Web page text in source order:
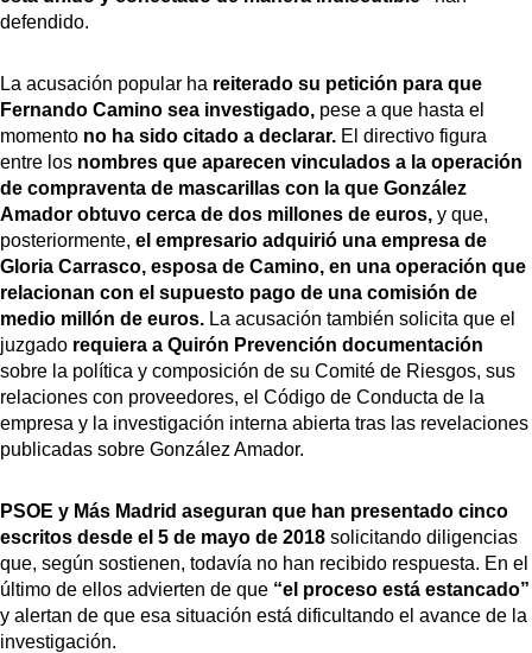
defendido.
La acusación popular ha reiterado su petición para que
Fernando Camino sea investigado, pese a que hasta el
momento no ha sido citado a declarar. El directivo figura
entre los nombres que aparecen vinculados a la operación
de compraventa de mascarillas con la que González
Amador obtuvo cerca de dos millones de euros, y que,
posteriormente, el empresario adquirió una empresa de
Gloria Carrasco, esposa de Camino, en una operación que
relacionan con el supuesto pago de una comisión de
medio millón de euros. La acusación también solicita que el
juzgado requiera a Quirón Prevención documentación
sobre la política y composición de su Comité de Riesgos, sus
relaciones con proveedores, el Código de Conducta de la
empresa y la investigación interna abierta tras las revelaciones
publicadas sobre González Amador.
PSOE y Más Madrid aseguran que han presentado cinco
escritos desde el 5 de mayo de 2018 solicitando diligencias
que, según sostienen, todavía no han recibido respuesta. En el
último de ellos advierten de que “el proceso está estancado”
y alertan de que esa situación está dificultando el avance de la
investigación.